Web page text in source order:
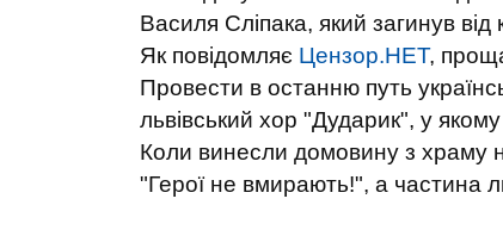
Василя Сліпака, який загинув
Як повідомляє Цензор.НЕТ,
Провести в останню путь
львівський хор "Дударик", у
Коли винесли домовину з храму
"Герої не вмирають!", а частина